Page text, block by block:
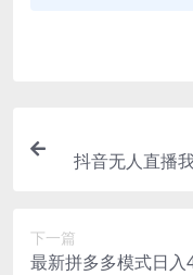
抖音无人直播
下一篇
最新拼多多模式日